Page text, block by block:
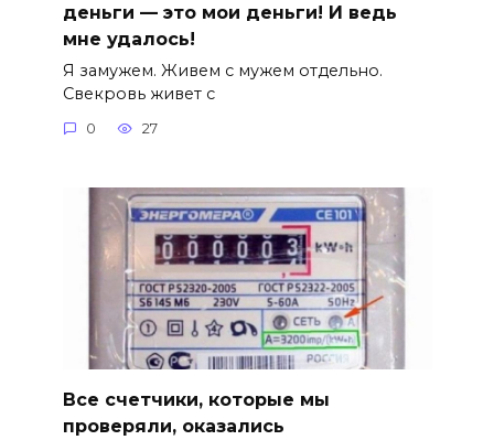
деньги — это мои деньги! И ведь
мне удалось!
Я замужем. Живем с мужем отдельно.
Свекровь живет с
0 27
Все счетчики, которые мы
проверяли, оказались